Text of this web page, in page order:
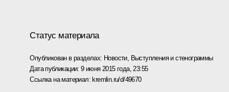
Статус материала
Опубликован в разделах: Новости, Выступления и стенограммы
Дата публикации:9 июня 2015 года, 23:55
Ссылка на материал: kremlin.ru/d/49670